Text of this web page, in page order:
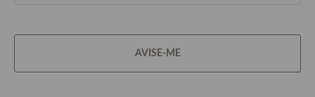
AVISE-ME